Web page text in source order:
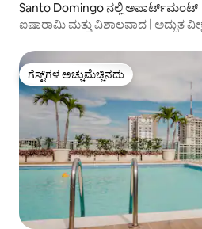
Santo Domingo ನಲ್ಲಿ ಅಪಾರ್ಟ್‌ಮಂಟ್
ಐಷಾರಾಮಿ ಮತ್ತು ವಿಶಾಲವಾದ | ಅದ್ಭುತ
ಗೆಸ್ಟ್‌ಗಳ ಅಚ್ಚುಮೆಚ್ಚಿನದು
ಗೆಸ್ಟ್‌ಗಳ ಅಚ್ಚುಮೆಚ್ಚಿನದು